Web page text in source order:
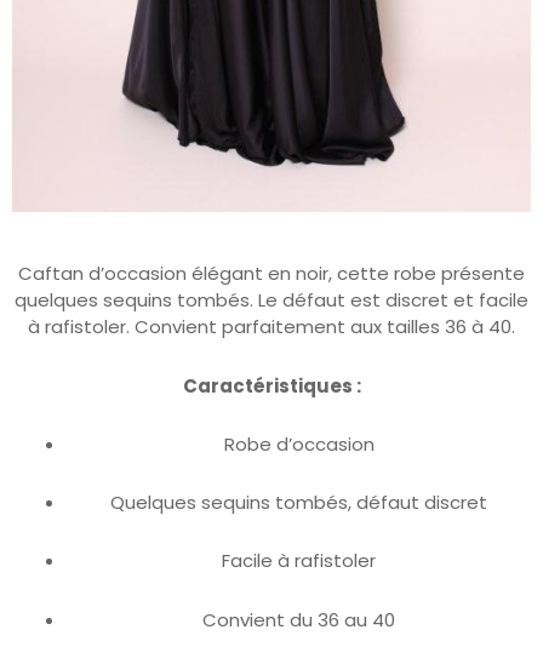
Caftan d’occasion élégant en noir, cette robe présente
quelques sequins tombés. Le défaut est discret et facile
à rafistoler. Convient parfaitement aux tailles 36 à 40.
Caractéristiques :
Robe d’occasion
Quelques sequins tombés, défaut discret
Facile à rafistoler
Convient du 36 au 40